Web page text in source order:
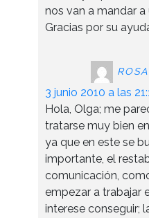
nos van a mandar
Gracias por su
3 junio 2010 a las
Hola, Olga; me
tratarse muy bien
ya que en este se
importante, el
comunicación,
empezar a trabajar
interese conseguir;